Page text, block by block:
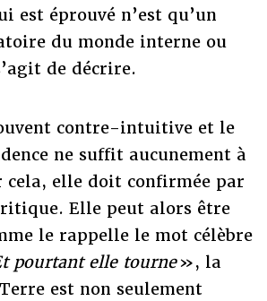
est éprouvé n’est qu’un
du monde interne ou
de décrire.
contre-intuitive et le
ne suffit aucunement à
cela, elle doit confirmée par
Elle peut alors être
le rappelle le mot célèbre
pourtant elle tourne», la
est non seulement